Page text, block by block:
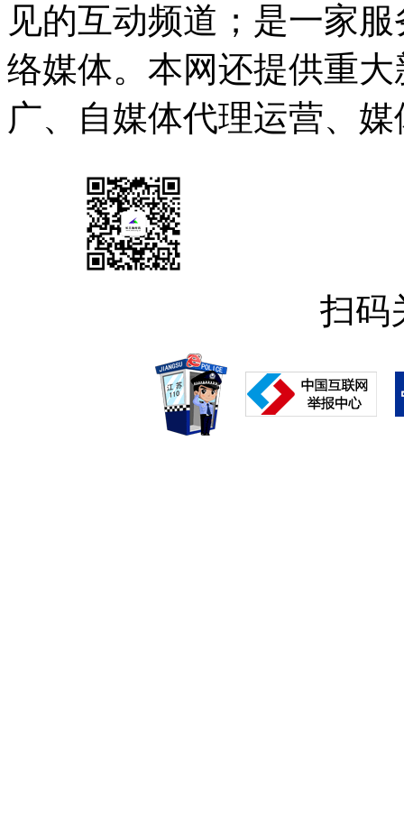
见的互动频道；是一家
络媒体。本网还提供重
广、自媒体代理运营、
扫码